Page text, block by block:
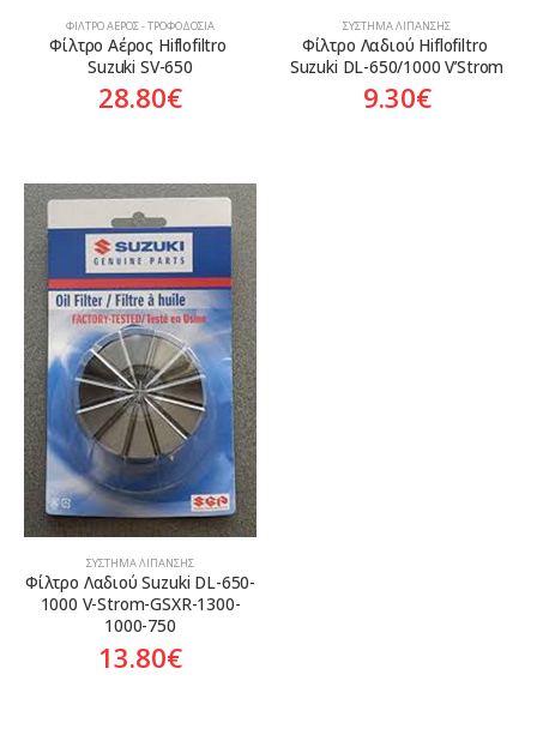
ΦΊΛΤΡΟ ΑΈΡΟΣ - ΤΡΟΦΟΔΟΣΊΑ
Φίλτρο Αέρος Hiflofiltro
Suzuki SV-650
28.80€
ΣΎΣΤΗΜΑ ΛΊΠΑΝΣΗΣ
Φίλτρο Λαδιού Hiflofiltro
Suzuki DL-650/1000 V’Strom
9.30€
ΣΎΣΤΗΜΑ ΛΊΠΑΝΣΗΣ
Φίλτρο Λαδιού Suzuki DL-650-
1000 V-Strom-GSXR-1300-
1000-750
13.80€